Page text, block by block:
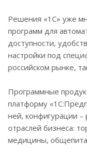
Решения «1С» уже
программ для
доступности,
настройки под
российском рынке,
Программные
платформу
ней, конфигурации
отраслей бизнеса:
медицины, общепита